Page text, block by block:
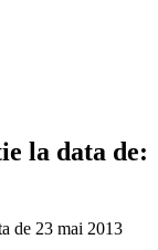
la data de:
de 23 mai 2013